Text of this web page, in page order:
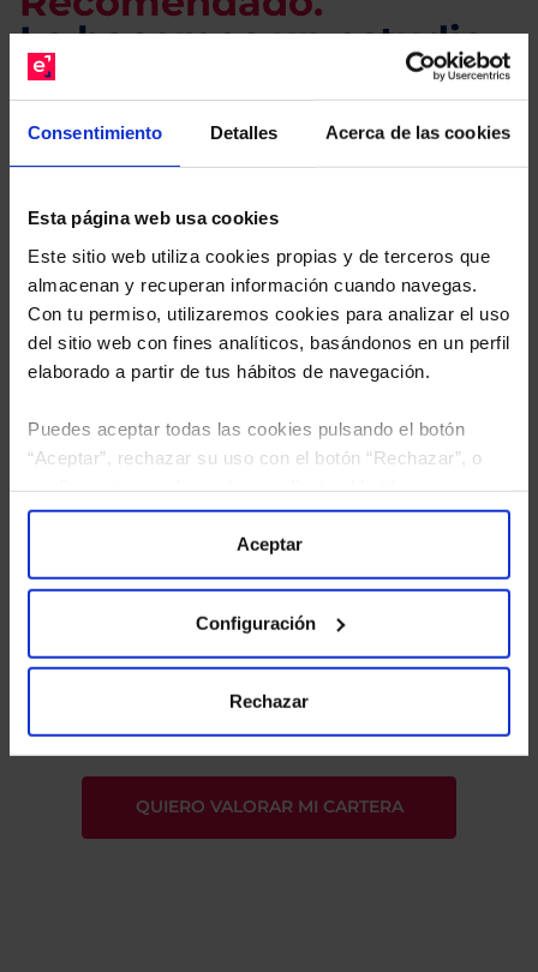
Consentimiento Detalles Acerca de las cookies
Esta página web usa cookies
Este sitio web utiliza cookies propias y de terceros que
almacenan y recuperan información cuando navegas.
Con tu permiso, utilizaremos cookies para analizar el uso
del sitio web con fines analíticos, basándonos en un perfil
elaborado a partir de tus hábitos de navegación.
Puedes aceptar todas las cookies pulsando el botón
“Aceptar”, rechazar su uso con el botón “Rechazar”, o
“Configuración”. Consulta nuestraPolítica
para más información.
Aceptar
Configuración
Rechazar
Le hacemos un estudio
gratuito de su cartera.
Descárguese el archivoe indíquenos los ISINs de
sus Fondos y nuestros expertos le enviarán un
Limpias con las que podrá ahorrar en sus costes.
tratamiento de mis datos personales.